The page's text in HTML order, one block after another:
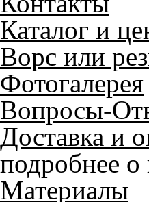
Каталог и
Ворс или
Фотогалерея
Вопросы-
Доставка и
подробнее
Материалы